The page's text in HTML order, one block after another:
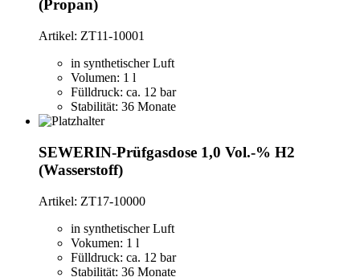
(Propan)
Artikel: ZT11-10001
in synthetischer Luft
Volumen: 1 l
Fülldruck: ca. 12 bar
Stabilität: 36 Monate
SEWERIN-Prüfgasdose 1,0 Vol.-% H2
(Wasserstoff)
Artikel: ZT17-10000
in synthetischer Luft
Vokumen: 1 l
Fülldruck: ca. 12 bar
Stabilität: 36 Monate